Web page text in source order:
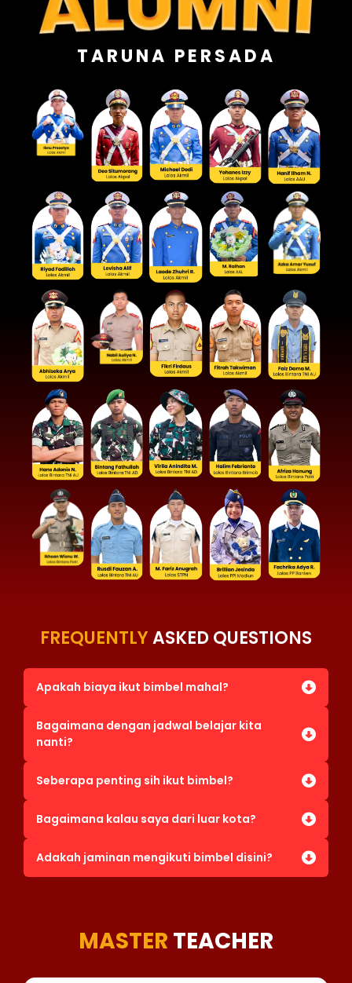
TARUNA PERSADA
FREQUENTLYASKED QUESTIONS
Apakah biaya ikut bimbel mahal?
Bagaimana dengan jadwal belajar kita
nanti?
Seberapa penting sih ikut bimbel?
Bagaimana kalau saya dari luar kota?
Adakah jaminan mengikuti bimbel disini?
MASTER TEACHER